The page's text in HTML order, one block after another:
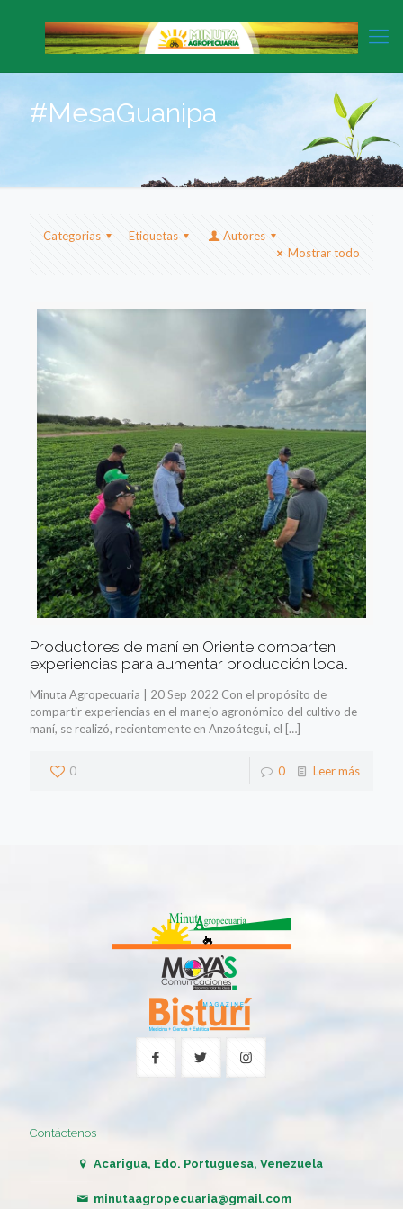
#MesaGuanipa
Categorias Etiquetas
Autores
Mostrar todo
Productores de maní en Oriente comparten
experiencias para aumentar producción local
Minuta Agropecuaria | 20 Sep 2022 Con el propósito de
compartir experiencias en el manejo agronómico del cultivo de
maní, se realizó, recientemente en Anzoátegui, el […]
0 0 Leer más
Contáctenos
Acarigua, Edo. Portuguesa, Venezuela
minutaagropecuaria@gmail.com